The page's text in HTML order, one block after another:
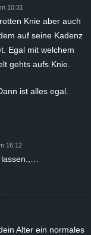
10:31
Knie aber auch
auf seine Kadenz
Egal mit welchem
gehts aufs Knie.
ist alles egal.
16:12
Alter ein normales